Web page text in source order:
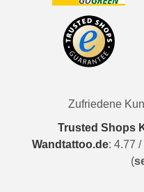
Zufriedene
Trusted Shops
Wandtattoo.de: 4.77 /
(